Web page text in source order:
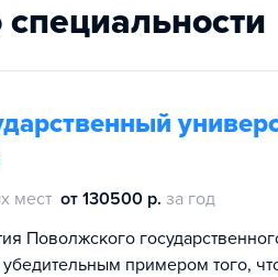
мест от 130500 р. за год
Поволжского
убедительным примером того,